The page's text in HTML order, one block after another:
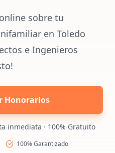
sobre tu
en Toledo
e Ingenieros
Honorarios
inmediata · 100% Gratuito
100% Garantizado